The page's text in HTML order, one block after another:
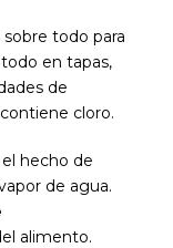
todo para
en tapas,
de
cloro.
hecho de
de agua.
alimento.